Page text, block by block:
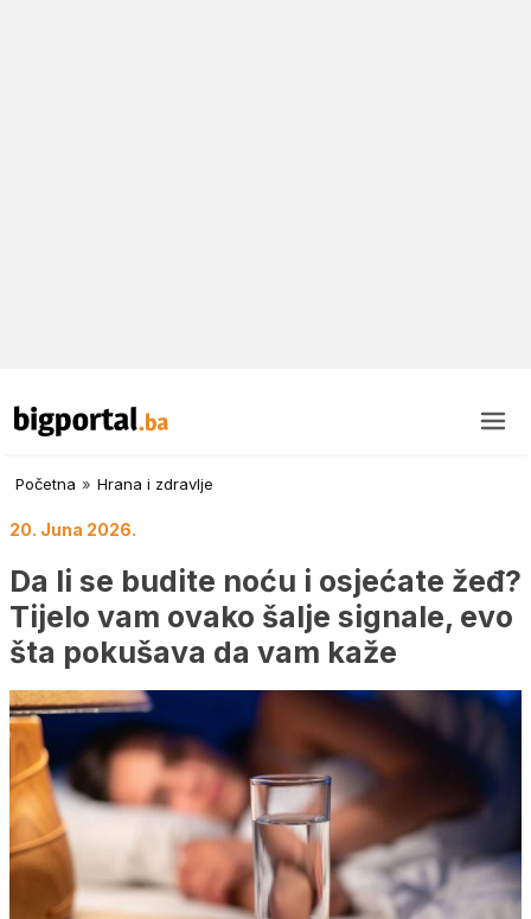
Početna » Hrana i zdravlje
20. Juna 2026.
Da li se budite noću i osjećate žeđ?
Tijelo vam ovako šalje signale, evo
šta pokušava da vam kaže